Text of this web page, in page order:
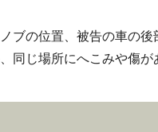
ブの位置、被告の車の
同じ場所にへこみや傷